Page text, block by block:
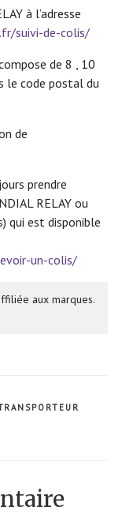
à l’adresse
suivi-de-colis/
de 8 , 10
le code postal du
de
prendre
RELAY ou
qui est disponible
un-colis/
aux marques.